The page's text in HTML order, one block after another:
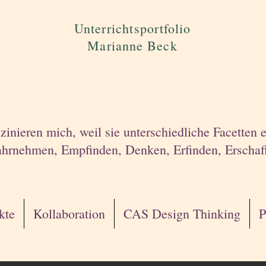
Unterrichtsportfolio
Marianne Beck
mich, weil sie unterschiedliche Facetten
Empfinden, Denken, Erfinden,
Kollaboration CAS Design Thinking